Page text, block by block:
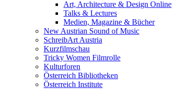
Art, Architecture & Design Online
Talks & Lectures
Medien, Magazine & Bücher
New Austrian Sound of Music
SchreibArt Austria
Kurzfilmschau
Tricky Women Filmrolle
Kulturforen
Österreich Bibliotheken
Österreich Institute